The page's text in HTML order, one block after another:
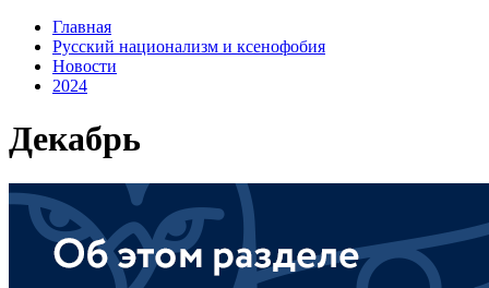
Главная
Русский национализм и ксенофобия
Новости
2024
Декабрь